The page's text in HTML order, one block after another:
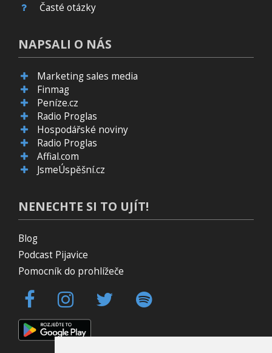
Časté otázky
NAPSALI O NÁS
Marketing sales media
Finmag
Peníze.cz
Radio Proglas
Hospodářské noviny
Radio Proglas
Affial.com
JsmeÚspěšní.cz
NENECHTE SI TO UJÍT!
Blog
Podcast Pijavice
Pomocník do prohlížeče